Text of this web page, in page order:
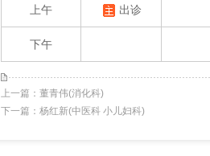
上午 出诊
下午
上一篇： 董青伟(消化科)
下一篇： 杨红新(中医科 小儿妇科)